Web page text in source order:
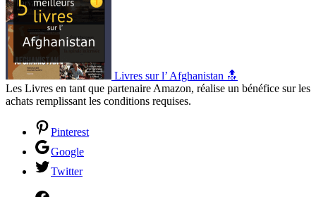
Livres sur l’ Afghanistan 🔝
Les Livres en tant que partenaire Amazon, réalise un bénéfice sur les
achats remplissant les conditions requises.
Pinterest
Google
Twitter